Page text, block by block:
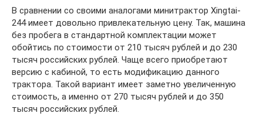
В сравнении со своими аналогами минитрактор Xingtai-
244 имеет довольно привлекательную цену. Так, машина
без пробега в стандартной комплектации может
обойтись по стоимости от 210 тысяч рублей и до 230
тысяч российских рублей. Чаще всего приобретают
версию с кабиной, то есть модификацию данного
трактора. Такой вариант имеет заметно увеличенную
стоимость, а именно от 270 тысяч рублей и до 350
тысяч российских рублей.